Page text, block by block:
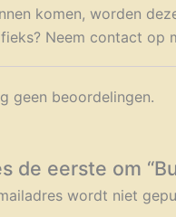
komen, worden
Neem contact op
geen beoordelingen.
de eerste om
wordt niet